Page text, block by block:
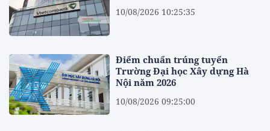
10/08/2026 10:25:35
Điểm chuẩn trúng tuyển
Trường Đại học Xây dựng Hà
Nội năm 2026
10/08/2026 09:25:00